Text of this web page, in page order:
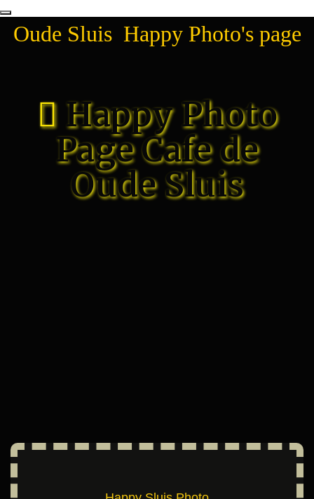
Oude Sluis Happy Photo's page
Happy Photo
Page Cafe de
Oude Sluis